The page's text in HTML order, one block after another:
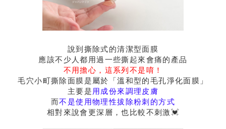
說到撕除式的清潔型面膜
應該不少人都用過一些撕起來會痛的產品
不用擔心，這系列不是唷！
毛穴小町撕除面膜是屬於「溫和型的毛孔淨化面膜」
主要是 用成份來調理皮膚
而不是使用物理性拔除粉刺的方式
相對來說會更深層，也比較不刺激💓